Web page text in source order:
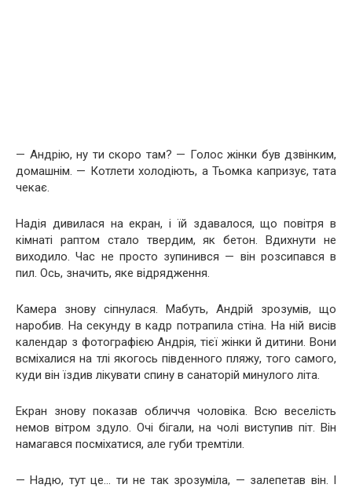
— Андрію, ну ти скоро там? — Голос жінки був дзвінким,
домашнім. — Котлети холодіють, а Тьомка капризує, тата
чекає.
Надія дивилася на екран, і їй здавалося, що повітря в
кімнаті раптом стало твердим, як бетон. Вдихнути не
виходило. Час не просто зупинився — він розсипався в
пил. Ось, значить, яке відрядження.
Камера знову сіпнулася. Мабуть, Андрій зрозумів, що
наробив. На секунду в кадр потрапила стіна. На ній висів
календар з фотографією Андрія, тієї жінки й дитини. Вони
всміхалися на тлі якогось південного пляжу, того самого,
куди він їздив лікувати спину в санаторій минулого літа.
Екран знову показав обличчя чоловіка. Всю веселість
немов вітром здуло. Очі бігали, на чолі виступив піт. Він
намагався посміхатися, але губи тремтіли.
— Надю, тут це… ти не так зрозуміла, — залепетав він. І